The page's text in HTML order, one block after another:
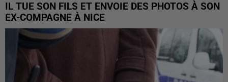
IL TUE SON FILS ET ENVOIE DES PHOTOS À SON
EX-COMPAGNE À NICE